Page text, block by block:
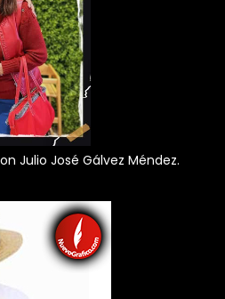
Julio José Gálvez Méndez.